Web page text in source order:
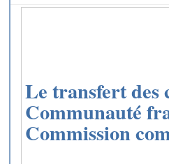
Le transfert des
Communauté
Commission